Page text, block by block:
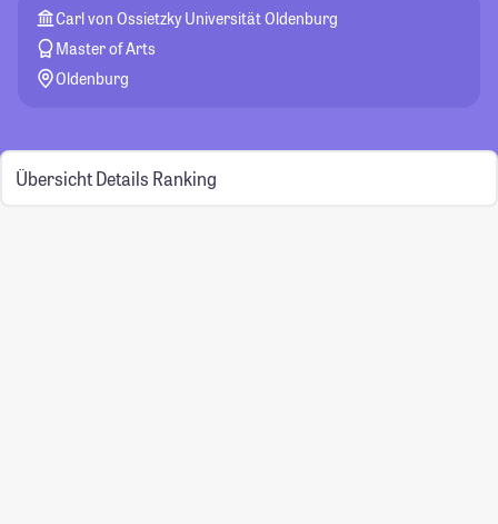
Carl von Ossietzky Universität Oldenburg
Master of Arts
Oldenburg
Übersicht Details Ranking